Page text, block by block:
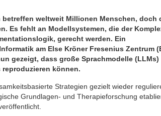
weltweit Millionen Menschen, doch
Es fehlt an Modellsystemen, die der
gerecht werden. Ein
am Else Kröner Fresenius Zentrum
gezeigt, dass große Sprachmodelle (LLMs)
können.
Strategien gezielt wieder
Grundlagen- und Therapieforschung